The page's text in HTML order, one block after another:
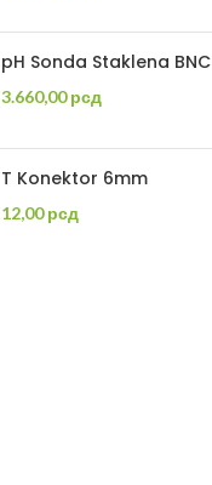
pH Sonda Staklena BNC
3.660,00рсд
T Konektor 6mm
12,00рсд